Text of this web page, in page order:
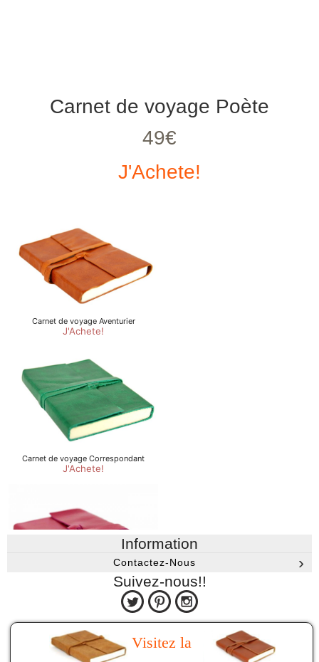
Carnet de voyage Poète
49€
J'Achete!
Information
Contactez-Nous
Suivez-nous!!